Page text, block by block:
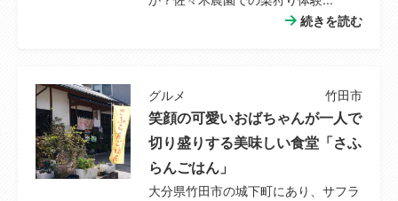
ランニングコ
スト
管理費（一口あたり） 1600円 /月
修繕積立金（一口あたり） 1400円 /月
星生倶楽部会費 2000円 /月
その他一時金 --
続きを読む
グルメ 竹田市
笑顔の可愛いおばちゃんが一人で
切り盛りする美味しい食堂「さふ
らんごはん」
大分県竹田市の城下町にあり、サフラ